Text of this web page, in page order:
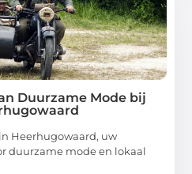
Duurzame Mode bij
Heerhugowaard, uw
duurzame mode en lokaal